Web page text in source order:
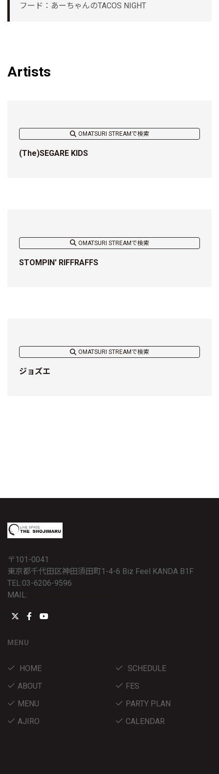
フード：あーちゃんのTACOS NIGHT
Artists
OMATSURI STREAMで検索
(The)SEGARE KIDS
OMATSURI STREAMで検索
STOMPIN' RIFFRAFFS
OMATSURI STREAMで検索
ジョズエ
〒101-0041
東京都千代田区神田須田町1-4-6 Biz Feel KANDA B1F
TEL:03-6206-9596
MAIL:
MENU
HOME
SCHEDULE
ABOUT
FES
MENU
PARTY PLAN
AJIRO
CALENDAR